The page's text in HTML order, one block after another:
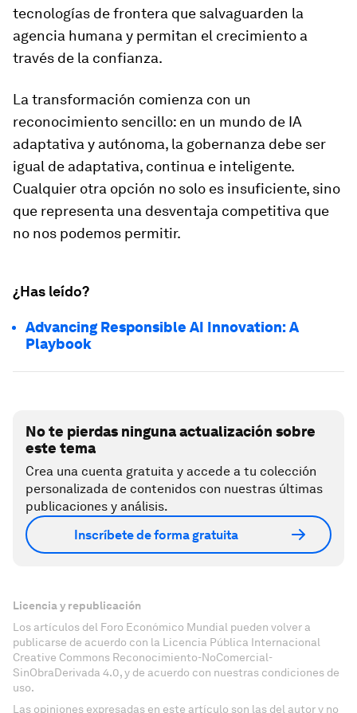
tecnologías de frontera que salvaguarden la
agencia humana y permitan el crecimiento a
través de la confianza.
La transformación comienza con un
reconocimiento sencillo: en un mundo de IA
adaptativa y autónoma, la gobernanza debe ser
igual de adaptativa, continua e inteligente.
Cualquier otra opción no solo es insuficiente, sino
que representa una desventaja competitiva que
no nos podemos permitir.
¿Has leído?
Advancing Responsible AI Innovation: A
Playbook
No te pierdas ninguna actualización sobre
este tema
Crea una cuenta gratuita y accede a tu colección
personalizada de contenidos con nuestras últimas
publicaciones y análisis.
Inscríbete de forma gratuita
Licencia y republicación
Los artículos del Foro Económico Mundial pueden volver a
publicarse de acuerdo con la Licencia Pública Internacional
Creative Commons Reconocimiento-NoComercial-
SinObraDerivada 4.0, y de acuerdo con nuestras condiciones de
uso.
Las opiniones expresadas en este artículo son las del autor y no